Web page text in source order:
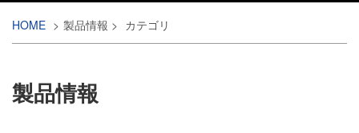
HOME > 製品情報 > カテゴリ
製品情報